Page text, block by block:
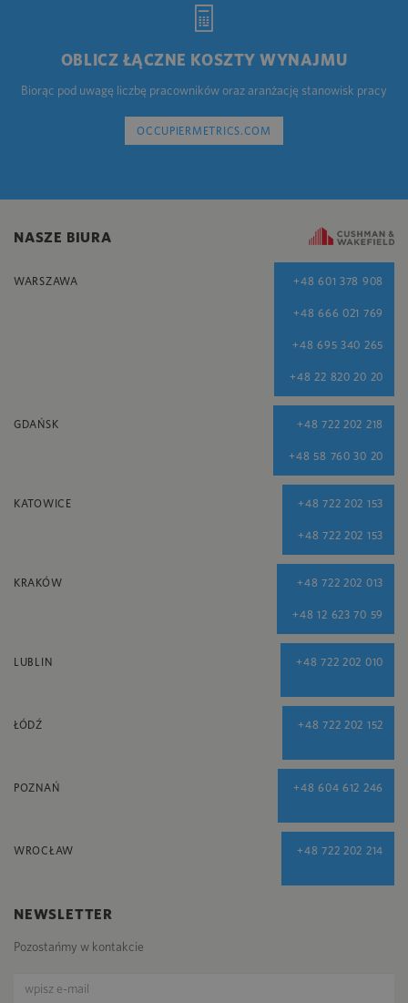
OBLICZ ŁĄCZNE KOSZTY WYNAJMU
Biorąc pod uwagę liczbę pracowników oraz aranżację stanowisk pracy
OCCUPIERMETRICS.COM
NASZE BIURA
WARSZAWA +48 601 378 908
+48 666 021 769
+48 695 340 265
+48 22 820 20 20
GDAŃSK +48 722 202 218
+48 58 760 30 20
KATOWICE +48 722 202 153
+48 722 202 153
KRAKÓW +48 722 202 013
+48 12 623 70 59
LUBLIN +48 722 202 010
ŁÓDŹ +48 722 202 152
POZNAŃ +48 604 612 246
WROCŁAW +48 722 202 214
NEWSLETTER
Pozostańmy w kontakcie